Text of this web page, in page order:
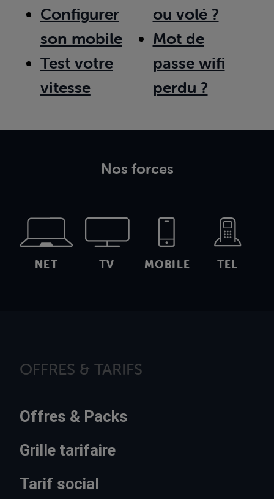
Configurer
son mobile
Test votre
vitesse
ou volé ?
Mot de
passe wifi
perdu ?
Nos forces
NET TV MOBILE TEL
OFFRES & TARIFS
Offres & Packs
Grille tarifaire
Tarif social